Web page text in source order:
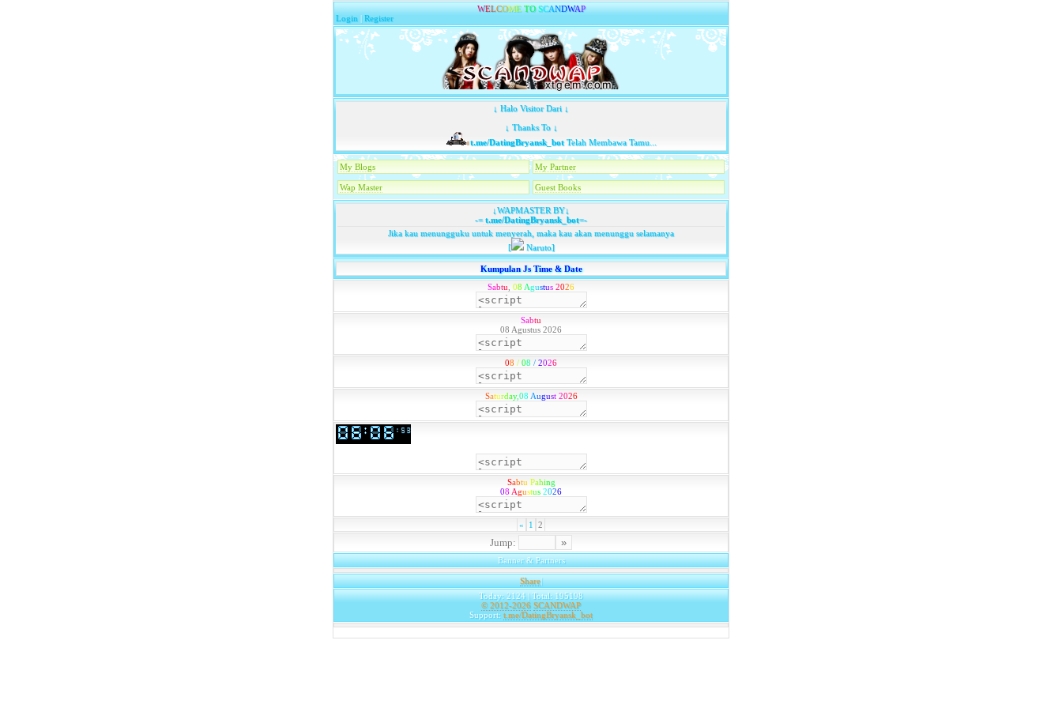
WELCOME TO SCANDWAP
Login |Register
↓ Halo Visitor Dari ↓
↓ Thanks To ↓
t.me/DatingBryansk_botTelah Membawa Tamu...
My Blogs My Partner
Wap Master Guest Books
↓WAPMASTER BY↓
-=t.me/DatingBryansk_bot=-
Jika kau menungguku untuk menyerah, maka kau akan menunggu selamanya
[
Naruto]
Kumpulan Js Time & Date
Sabtu 08 Agustus 2026
Sabtu
08 Agustus 2026
08 / 08 / 2026
Saturday,08 August 2026
Sabtu Pahing
08 Agustus 2026
« 1 2
Jump:
Banner & Partners
Share|
Today: 2124 | Total: 195198
© 2012-2026 SCANDWAP
Support: t.me/DatingBryansk_bot